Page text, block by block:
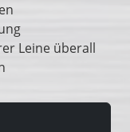
Leine überall